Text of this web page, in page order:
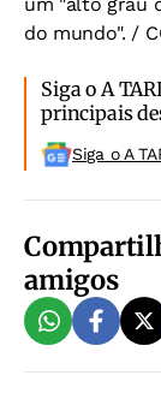
do mundo". /
Siga o A
principais
Siga o A
amigos